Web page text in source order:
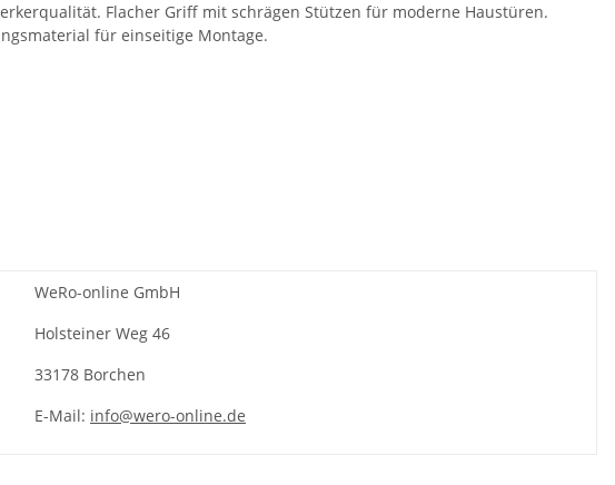
Flacher Griff mit schrägen Stützen für moderne Haustüren.
für einseitige Montage.
WeRo-online GmbH
Holsteiner Weg 46
33178 Borchen
E-Mail: info@wero-online.de